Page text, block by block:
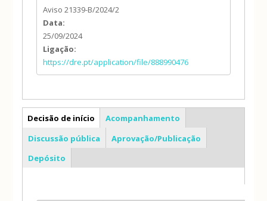
Aviso 21339-B/2024/2
Data:
25/09/2024
Ligação:
https://dre.pt/application/file/888990476
PP
Decisão de início
Acompanhamento
Discussão pública
Aprovação/Publicação
Depósito